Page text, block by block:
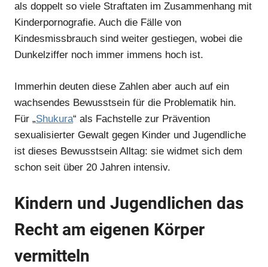
als doppelt so viele Straftaten im Zusammenhang mit
Kinderpornografie. Auch die Fälle von
Kindesmissbrauch sind weiter gestiegen, wobei die
Dunkelziffer noch immer immens hoch ist.
Immerhin deuten diese Zahlen aber auch auf ein
wachsendes Bewusstsein für die Problematik hin.
Für „Shukura“ als Fachstelle zur Prävention
sexualisierter Gewalt gegen Kinder und Jugendliche
ist dieses Bewusstsein Alltag: sie widmet sich dem
schon seit über 20 Jahren intensiv.
Kindern und Jugendlichen das
Recht am eigenen Körper
vermitteln